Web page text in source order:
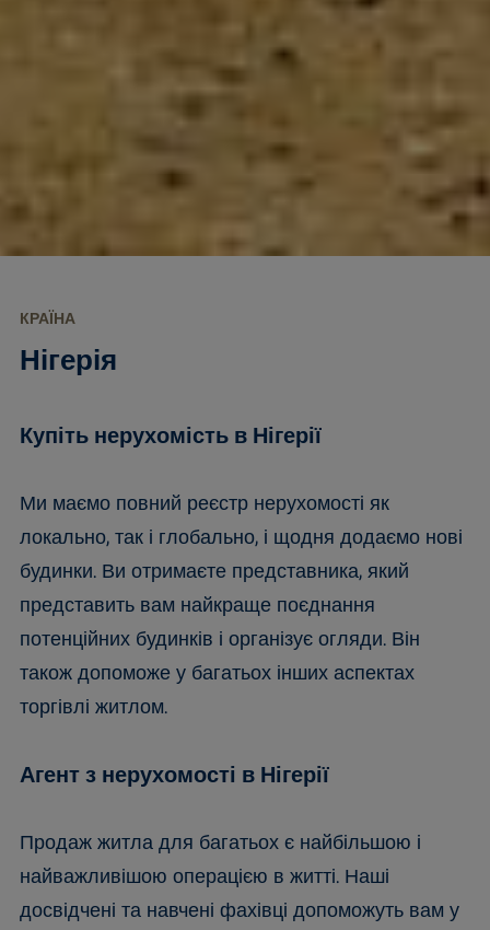
КРАЇНА
Нігерія
Купіть нерухомість в Нігерії
Ми маємо повний реєстр нерухомості як
локально, так і глобально, і щодня додаємо нові
будинки. Ви отримаєте представника, який
представить вам найкраще поєднання
потенційних будинків і організує огляди. Він
також допоможе у багатьох інших аспектах
торгівлі житлом.
Агент з нерухомості в Нігерії
Продаж житла для багатьох є найбільшою і
найважливішою операцією в житті. Наші
досвідчені та навчені фахівці допоможуть вам у